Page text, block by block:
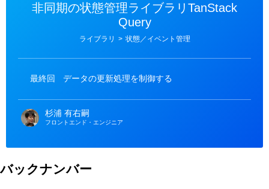
非同期の状態管理ライブラリTanStack
Query
ライブラリ > 状態／イベント管理
最終回 データの更新処理を制御する
杉浦 有右嗣
フロントエンド・エンジニア
バックナンバー